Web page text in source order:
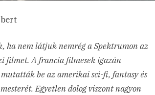
ha nem látjuk nemrég a Spektrumon az
filmet. A francia filmesek igazán
mutatták be az amerikai sci-fi, fantasy és
Egyetlen dolog viszont nagyon